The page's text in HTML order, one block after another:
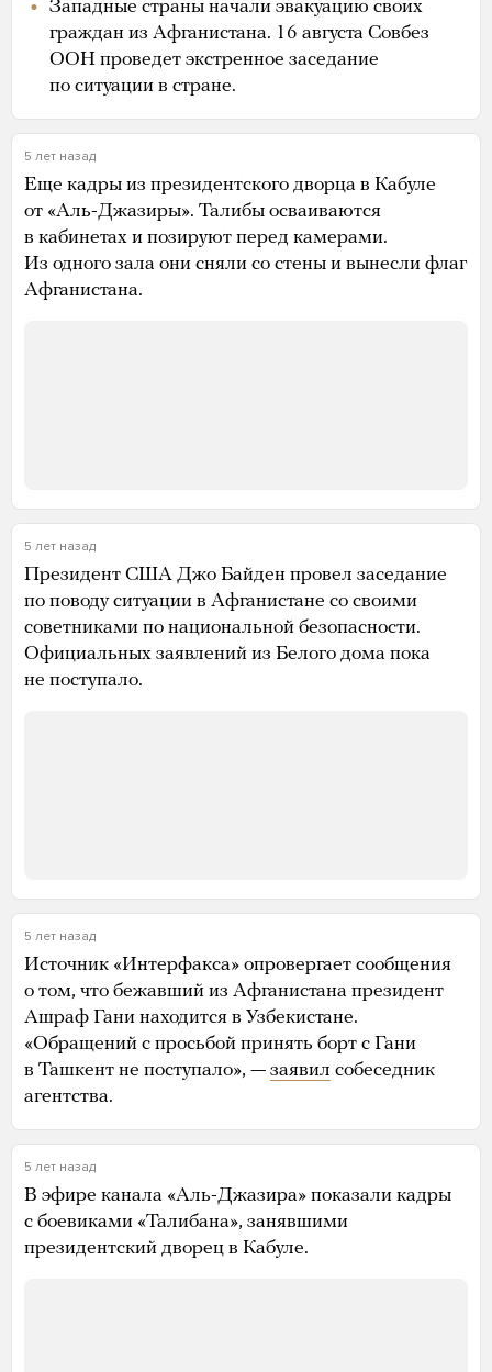
Западные страны начали эвакуацию своих
граждан из Афганистана. 16 августа Совбез
ООН проведет экстренное заседание
по ситуации в стране.
5 лет назад
Еще кадры из президентского дворца в Кабуле
от «Аль-Джазиры». Талибы осваиваются
в кабинетах и позируют перед камерами.
Из одного зала они сняли со стены и вынесли флаг
Афганистана.
5 лет назад
Президент США Джо Байден провел заседание
по поводу ситуации в Афганистане со своими
советниками по национальной безопасности.
Официальных заявлений из Белого дома пока
не поступало.
5 лет назад
Источник «Интерфакса» опровергает сообщения
о том, что бежавший из Афганистана президент
Ашраф Гани находится в Узбекистане.
«Обращений с просьбой принять борт с Гани
в Ташкент не поступало», — заявил собеседник
агентства.
5 лет назад
В эфире канала «Аль-Джазира» показали кадры
с боевиками «Талибана», занявшими
президентский дворец в Кабуле.